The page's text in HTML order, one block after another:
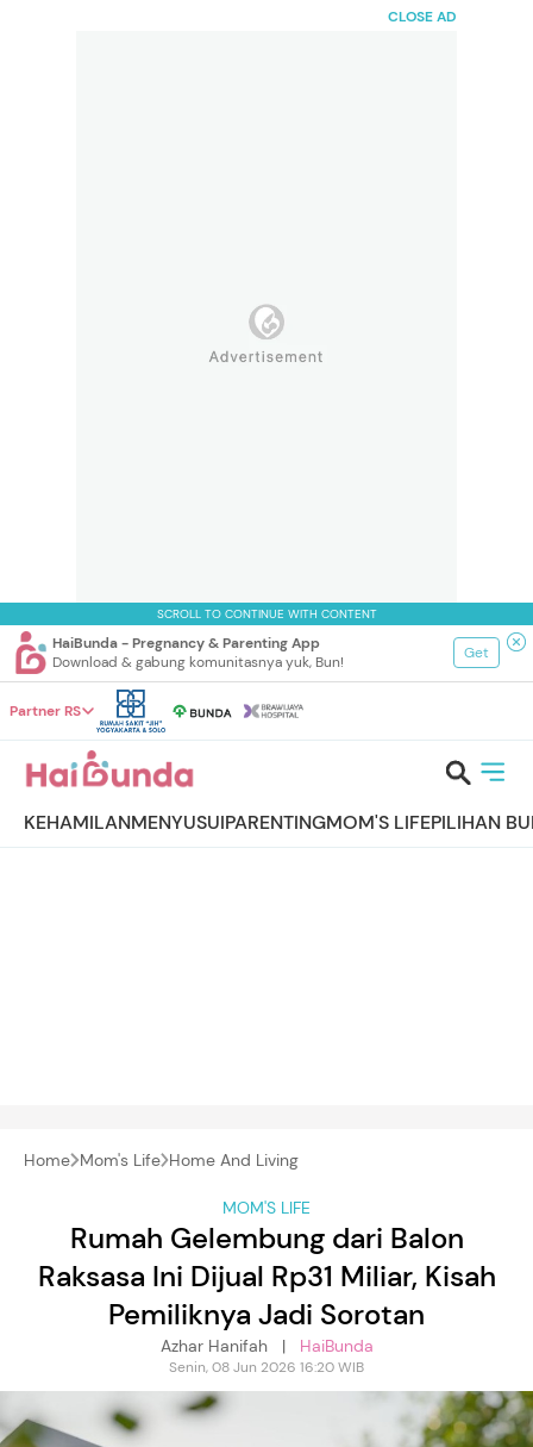
CLOSE AD
SCROLL TO CONTINUE WITH CONTENT
HaiBunda - Pregnancy & Parenting App
Download & gabung komunitasnya yuk, Bun!
Get
Partner RS
KEHAMILANMENYUSUIPARENTINGMOM'S LIFEPILIHAN
Home Mom's Life Home And Living
MOM'S LIFE
Rumah Gelembung dari Balon
Raksasa Ini Dijual Rp31 Miliar, Kisah
Pemiliknya Jadi Sorotan
Azhar Hanifah | HaiBunda
Senin, 08 Jun 2026 16:20 WIB